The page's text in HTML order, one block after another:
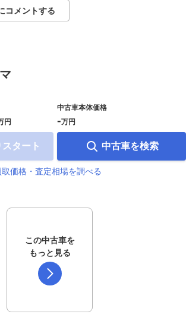
コメントする
円
タート
中古車本体価格
-万円
中古車を検索
価格・査定相場を調べる
この中古車を
もっと見る